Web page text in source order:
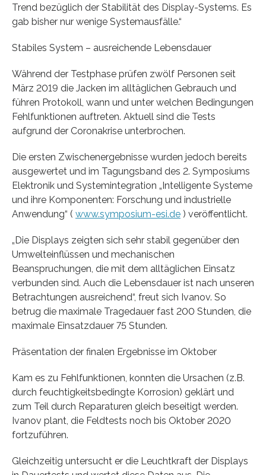
Trend bezüglich der Stabilität des Display-Systems. Es
gab bisher nur wenige Systemausfälle.“
Stabiles System – ausreichende Lebensdauer
Während der Testphase prüfen zwölf Personen seit
März 2019 die Jacken im alltäglichen Gebrauch und
führen Protokoll, wann und unter welchen Bedingungen
Fehlfunktionen auftreten. Aktuell sind die Tests
aufgrund der Coronakrise unterbrochen.
Die ersten Zwischenergebnisse wurden jedoch bereits
ausgewertet und im Tagungsband des 2. Symposiums
Elektronik und Systemintegration „Intelligente Systeme
und ihre Komponenten: Forschung und industrielle
Anwendung“ ( www.symposium-esi.de ) veröffentlicht.
„Die Displays zeigten sich sehr stabil gegenüber den
Umwelteinflüssen und mechanischen
Beanspruchungen, die mit dem alltäglichen Einsatz
verbunden sind. Auch die Lebensdauer ist nach unseren
Betrachtungen ausreichend“, freut sich Ivanov. So
betrug die maximale Tragedauer fast 200 Stunden, die
maximale Einsatzdauer 75 Stunden.
Präsentation der finalen Ergebnisse im Oktober
Kam es zu Fehlfunktionen, konnten die Ursachen (z.B.
durch feuchtigkeitsbedingte Korrosion) geklärt und
zum Teil durch Reparaturen gleich beseitigt werden.
Ivanov plant, die Feldtests noch bis Oktober 2020
fortzuführen.
Gleichzeitig untersucht er die Leuchtkraft der Displays